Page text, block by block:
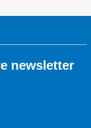
newsletter